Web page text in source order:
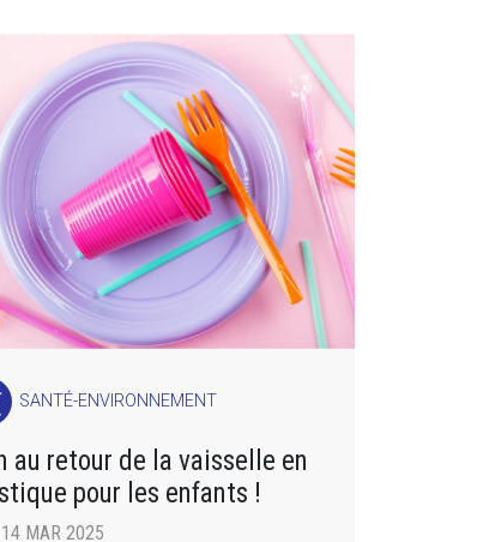
SANTÉ-ENVIRONNEMENT
au retour de la vaisselle en
pour les enfants !
MAR 2025